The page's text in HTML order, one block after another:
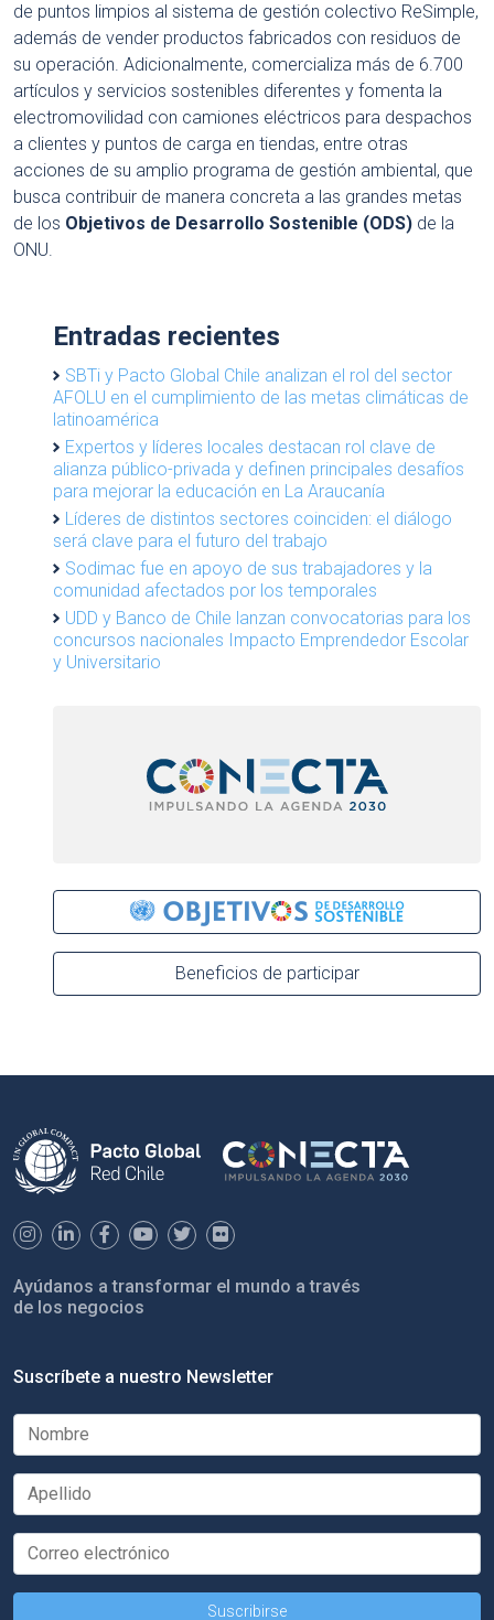
de puntos limpios al sistema de gestión colectivo ReSimple,
además de vender productos fabricados con residuos de
su operación. Adicionalmente, comercializa más de 6.700
artículos y servicios sostenibles diferentes y fomenta la
electromovilidad con camiones eléctricos para despachos
a clientes y puntos de carga en tiendas, entre otras
acciones de su amplio programa de gestión ambiental, que
busca contribuir de manera concreta a las grandes metas
de los Objetivos de Desarrollo Sostenible (ODS) de la
ONU.
Entradas recientes
SBTi y Pacto Global Chile analizan el rol del sector
AFOLU en el cumplimiento de las metas climáticas de
latinoamérica
Expertos y líderes locales destacan rol clave de
alianza público-privada y definen principales desafíos
para mejorar la educación en La Araucanía
Líderes de distintos sectores coinciden: el diálogo
será clave para el futuro del trabajo
Sodimac fue en apoyo de sus trabajadores y la
comunidad afectados por los temporales
UDD y Banco de Chile lanzan convocatorias para los
concursos nacionales Impacto Emprendedor Escolar
y Universitario
Beneficios de participar
Ayúdanos a transformar el mundo a través
de los negocios
Suscríbete a nuestro Newsletter